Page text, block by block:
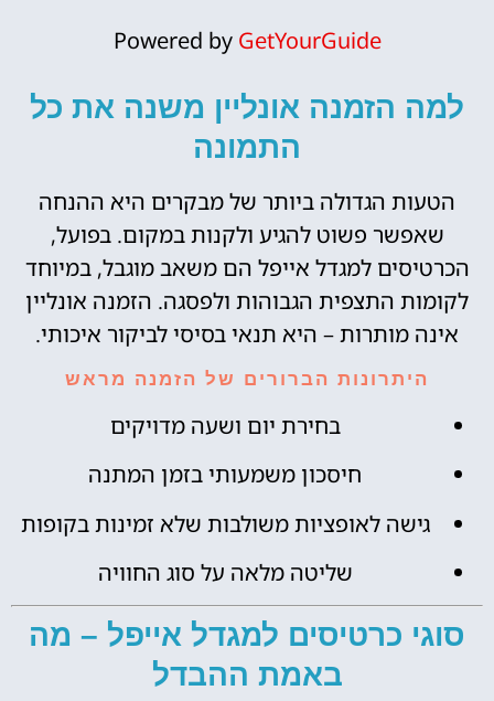
Powered by GetYourGuide
למה הזמנה אונליין משנה את כל
התמונה
הטעות הגדולה ביותר של מבקרים היא ההנחה
שאפשר פשוט להגיע ולקנות במקום. בפועל,
הכרטיסים למגדל אייפל הם משאב מוגבל, במיוחד
לקומות התצפית הגבוהות ולפסגה. הזמנה אונליין
אינה מותרות – היא תנאי בסיסי לביקור איכותי.
היתרונות הברורים של הזמנה מראש
בחירת יום ושעה מדויקים
חיסכון משמעותי בזמן המתנה
גישה לאופציות משולבות שלא זמינות בקופות
שליטה מלאה על סוג החוויה
סוגי כרטיסים למגדל אייפל – מה
באמת ההבדל